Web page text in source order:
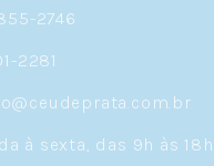
2746
2281
à sexta, das 9h às 18h